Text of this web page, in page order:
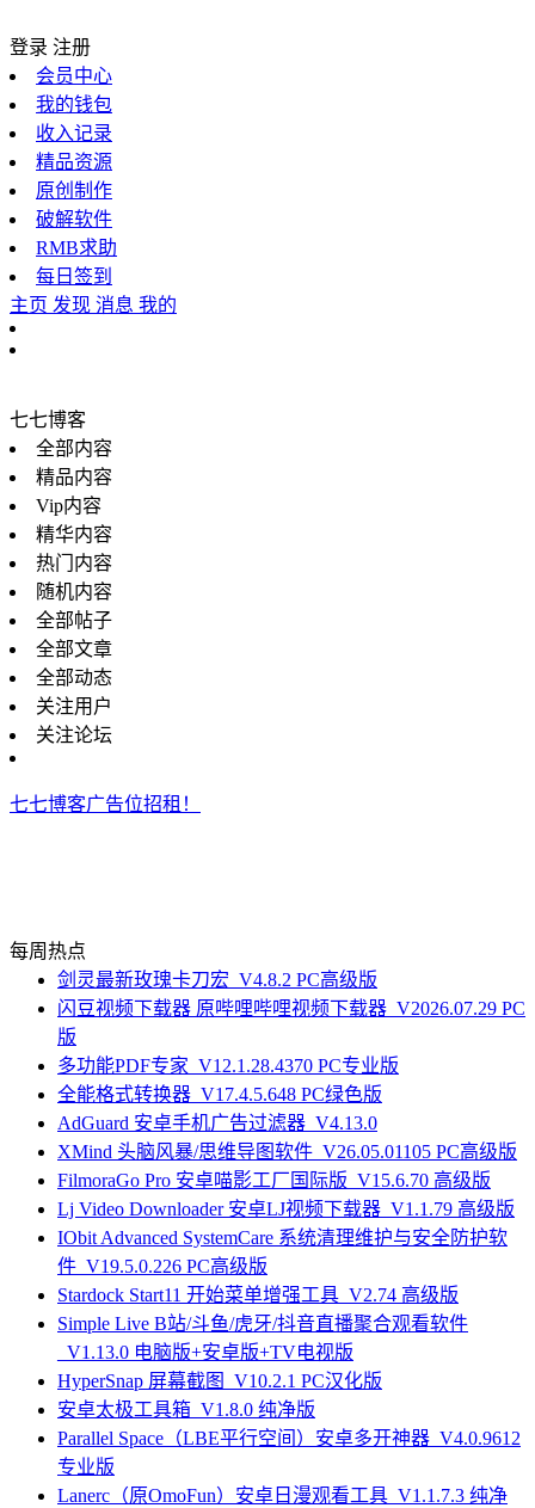
登录 注册
会员中心
我的钱包
收入记录
精品资源
原创制作
破解软件
RMB求助
每日签到
主页 发现 消息 我的
七七博客
全部内容
精品内容
Vip内容
精华内容
热门内容
随机内容
全部帖子
全部文章
全部动态
关注用户
关注论坛
七七博客广告位招租！
每周热点
剑灵最新玫瑰卡刀宏_V4.8.2 PC高级版
闪豆视频下载器 原哔哩哔哩视频下载器_V2026.07.29 PC
版
多功能PDF专家_V12.1.28.4370 PC专业版
全能格式转换器_V17.4.5.648 PC绿色版
AdGuard 安卓手机广告过滤器_V4.13.0
XMind 头脑风暴/思维导图软件_V26.05.01105 PC高级版
FilmoraGo Pro 安卓喵影工厂国际版_V15.6.70 高级版
Lj Video Downloader 安卓LJ视频下载器_V1.1.79 高级版
IObit Advanced SystemCare 系统清理维护与安全防护软
件_V19.5.0.226 PC高级版
Stardock Start11 开始菜单增强工具_V2.74 高级版
Simple Live B站/斗鱼/虎牙/抖音直播聚合观看软件
_V1.13.0 电脑版+安卓版+TV电视版
HyperSnap 屏幕截图_V10.2.1 PC汉化版
安卓太极工具箱_V1.8.0 纯净版
Parallel Space（LBE平行空间）安卓多开神器_V4.0.9612
专业版
Lanerc（原OmoFun）安卓日漫观看工具_V1.1.7.3 纯净